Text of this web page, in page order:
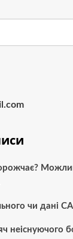
чи дані
неіснуючого